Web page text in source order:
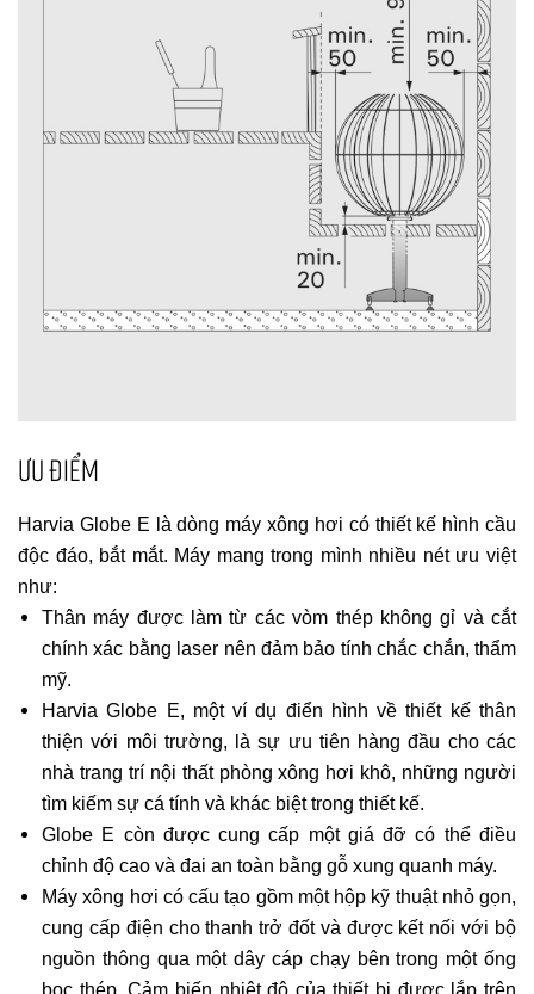
ƯU ĐIỂM
Harvia Globe E là dòng máy xông hơi có thiết kế hình cầu
độc đáo, bắt mắt. Máy mang trong mình nhiều nét ưu việt
như:
Thân máy được làm từ các vòm thép không gỉ và cắt
chính xác bằng laser nên đảm bảo tính chắc chắn, thẩm
mỹ.
Harvia Globe E, một ví dụ điển hình về thiết kế thân
thiện với môi trường, là sự ưu tiên hàng đầu cho các
nhà trang trí nội thất phòng xông hơi khô, những người
tìm kiếm sự cá tính và khác biệt trong thiết kế.
Globe E còn được cung cấp một giá đỡ có thể điều
chỉnh độ cao và đai an toàn bằng gỗ xung quanh máy.
Máy xông hơi có cấu tạo gồm một hộp kỹ thuật nhỏ gọn,
cung cấp điện cho thanh trở đốt và được kết nối với bộ
nguồn thông qua một dây cáp chạy bên trong một ống
bọc thép. Cảm biến nhiệt độ của thiết bị được lắp trên